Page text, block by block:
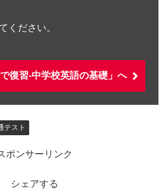
ください。
復習-中学校英語の基礎」へ
テスト
ポンサーリンク
シェアする